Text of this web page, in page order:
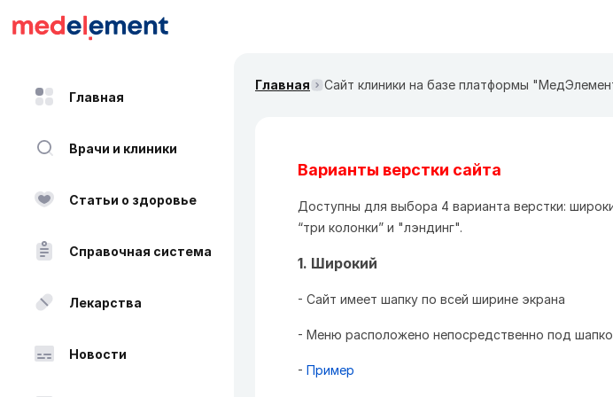
Главная
Врачи и клиники
Статьи о здоровье
Справочная система
Лекарства
Новости
Главная Сайт клиники на базе платформы
Варианты верстки сайта
Доступны для выбора 4 варианта верстки:
“три колонки” и "лэндинг".
1. Широкий
- Сайт имеет шапку по всей ширине экрана
- Меню расположено непосредственно под
- Пример